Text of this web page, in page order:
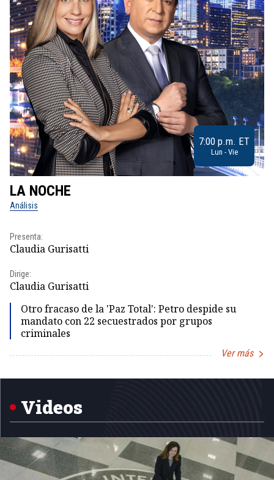
7:00 p.m. ET
Lun - Vie
LA NOCHE
Análisis
Presenta:
Claudia Gurisatti
Dirige:
Claudia Gurisatti
Otro fracaso de la 'Paz Total': Petro despide su
mandato con 22 secuestrados por grupos
criminales
Ver más
Videos